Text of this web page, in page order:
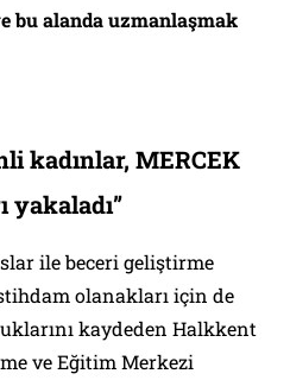
bu alanda uzmanlaşmak
kadınlar, MERCEK
yakaladı”
ile beceri geliştirme
olanakları için de
kaydeden Halkkent
ve Eğitim Merkezi